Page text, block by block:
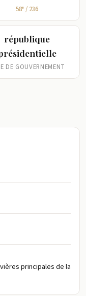
naturelles
du monde.
58ᵉ / 236
république
DE GOUVERNEMENT
principales de la